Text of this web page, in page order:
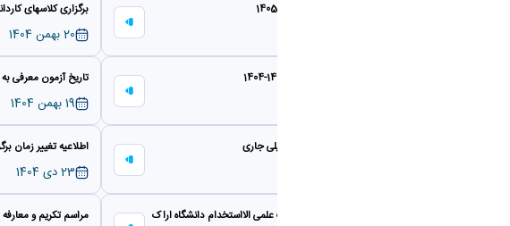
برگزاری کلاسهای
20 بهمن 1404
تاریخ آزمون معرفی
19 بهمن 1404
برگزاری آزمون های پایان نیمسال تحصیلی جاری اطلاعیه تغییر زمان
23 دی 1404
برگزاری دوره دانش افزایی اعضای هیات علمی الااستخدام دانشگاه اراک مراسم تکریم و